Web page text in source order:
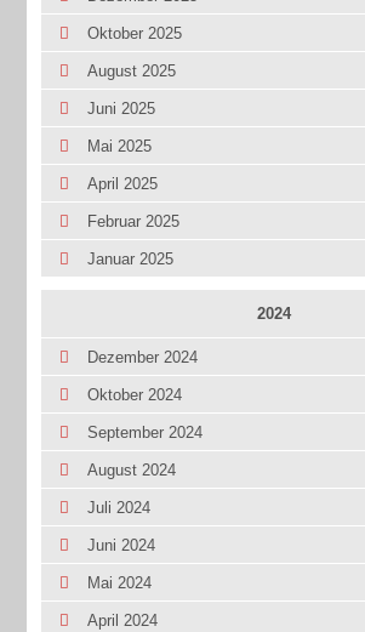
Oktober 2025
August 2025
Juni 2025
Mai 2025
April 2025
Februar 2025
Januar 2025
2024
Dezember 2024
Oktober 2024
September 2024
August 2024
Juli 2024
Juni 2024
Mai 2024
April 2024